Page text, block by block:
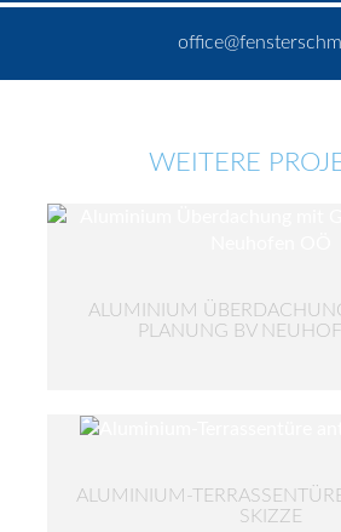
WEITERE
ALUMINIUM
PLANUNG BV
ALUMINIUM-
SKIZZE